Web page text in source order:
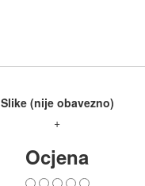
Slike (nije obavezno)
+
Ocjena